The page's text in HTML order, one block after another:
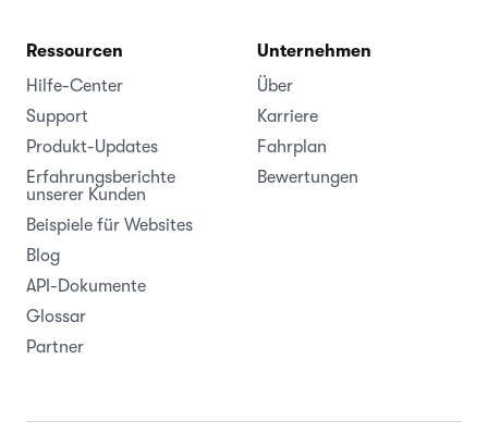
Ressourcen
Hilfe-Center
Support
Produkt-Updates
Erfahrungsberichte
unserer Kunden
Beispiele für Websites
Blog
API-Dokumente
Glossar
Partner
Unternehmen
Über
Karriere
Fahrplan
Bewertungen